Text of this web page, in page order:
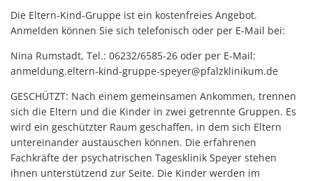
Die Eltern-Kind-Gruppe ist ein kostenfreies Angebot.
Anmelden können Sie sich telefonisch oder per E-Mail bei:
Nina Rumstadt, Tel.: 06232/6585-26 oder per E-Mail:
anmeldung.eltern-kind-gruppe-speyer@pfalzklinikum.de
GESCHÜTZT: Nach einem gemeinsamen Ankommen, trennen
sich die Eltern und die Kinder in zwei getrennte Gruppen. Es
wird ein geschützter Raum geschaffen, in dem sich Eltern
untereinander austauschen können. Die erfahrenen
Fachkräfte der psychatrischen Tagesklinik Speyer stehen
ihnen unterstützend zur Seite. Die Kinder werden im